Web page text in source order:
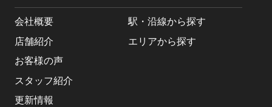
会社概要
店舗紹介
お客様の声
スタッフ紹介
更新情報
駅・沿線から探す
エリアから探す